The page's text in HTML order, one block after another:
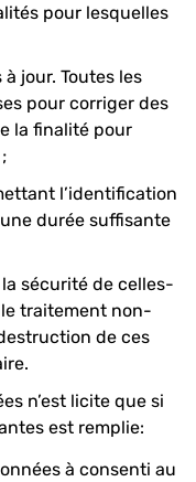
pour lesquelles
jour. Toutes les
pour corriger des
la finalité pour
l’identification
durée suffisante
sécurité de celles-
traitement non-
de ces
n’est licite que si
est remplie:
à consenti au